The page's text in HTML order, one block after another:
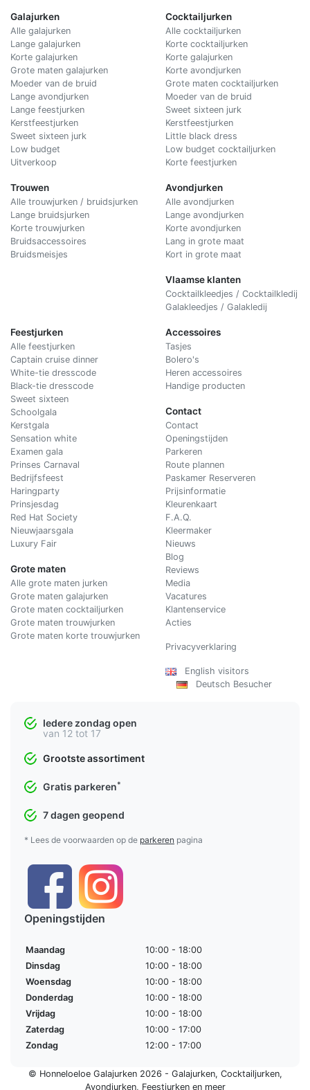
Galajurken
Alle galajurken
Lange galajurken
Korte galajurken
Grote maten galajurken
Moeder van de bruid
Lange avondjurken
Lange feestjurken
Kerstfeestjurken
Sweet sixteen jurk
Low budget
Uitverkoop
Trouwen
Alle trouwjurken / bruidsjurken
Lange bruidsjurken
Korte trouwjurken
Bruidsaccessoires
Bruidsmeisjes
Cocktailjurken
Alle cocktailjurken
Korte cocktailjurken
Korte galajurken
Korte avondjurken
Grote maten cocktailjurken
Moeder van de bruid
Sweet sixteen jurk
Kerstfeestjurken
Little black dress
Low budget cocktailjurken
Korte feestjurken
Avondjurken
Alle avondjurken
Lange avondjurken
Korte avondjurken
Lang in grote maat
Kort in grote maat
Vlaamse klanten
Cocktailkleedjes / Cocktailkledij
Galakleedjes / Galakledij
Feestjurken
Alle feestjurken
Captain cruise dinner
White-tie dresscode
Black-tie dresscode
Sweet sixteen
Schoolgala
Kerstgala
Sensation white
Examen gala
Prinses Carnaval
Bedrijfsfeest
Haringparty
Prinsjesdag
Red Hat Society
Nieuwjaarsgala
Luxury Fair
Grote maten
Alle grote maten jurken
Grote maten galajurken
Grote maten cocktailjurken
Grote maten trouwjurken
Grote maten korte trouwjurken
Accessoires
Tasjes
Bolero's
Heren accessoires
Handige producten
Contact
Contact
Openingstijden
Parkeren
Route plannen
Paskamer Reserveren
Prijsinformatie
Kleurenkaart
F.A.Q.
Kleermaker
Nieuws
Blog
Reviews
Media
Vacatures
Klantenservice
Acties
Privacyverklaring
English visitors
Deutsch Besucher
Iedere zondag open
van 12 tot 17
Grootste assortiment
Gratis parkeren*
7 dagen geopend
* Lees de voorwaarden op de parkeren pagina
Openingstijden
Maandag
10:00 - 18:00
Dinsdag
10:00 - 18:00
Woensdag
10:00 - 18:00
Donderdag
10:00 - 18:00
Vrijdag
10:00 - 18:00
Zaterdag
10:00 - 17:00
Zondag
12:00 - 17:00
© Honneloeloe Galajurken 2026 - Galajurken, Cocktailjurken,
Avondjurken, Feestjurkenen meer